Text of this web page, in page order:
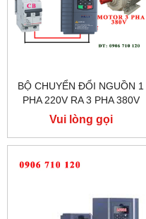
BỘ CHUYỂN ĐỔI NGUỒN 1
PHA 220V RA 3 PHA 380V
CHO MÁY CỬA BÀN TRƯỢT
Vui lòng gọi